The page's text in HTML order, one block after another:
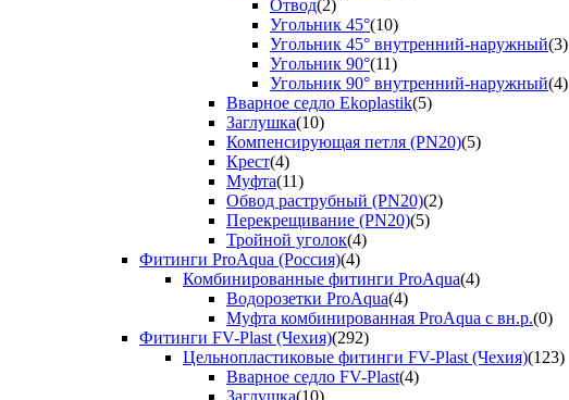
Отвод(2)
Угольник 45°(10)
Угольник 45° внутренний-наружный(3)
Угольник 90°(11)
Угольник 90° внутренний-наружный(4)
Вварное седло Ekoplastik(5)
Заглушка(10)
Компенсирующая петля (PN20)(5)
Крест(4)
Муфта(11)
Обвод раструбный (PN20)(2)
Перекрещивание (PN20)(5)
Тройной уголок(4)
Фитинги ProAqua (Россия)(4)
Комбинированные фитинги ProAqua(4)
Водорозетки ProAqua(4)
Муфта комбинированная ProAqua с вн.р.(0)
Фитинги FV-Plast (Чехия)(292)
Цельнопластиковые фитинги FV-Plast (Чехия)(123)
Вварное седло FV-Plast(4)
Заглушка(10)